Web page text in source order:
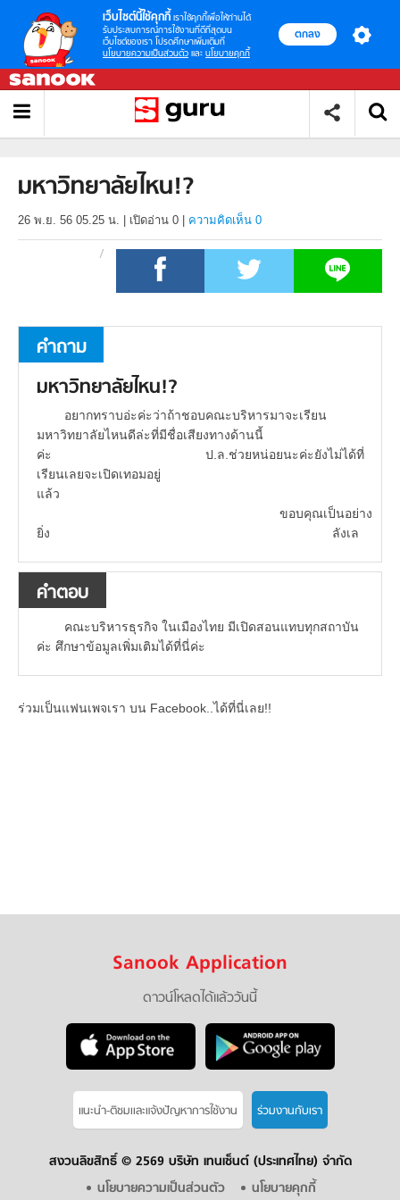
เว็บไซต์นี้ใช้คุกกี้ เราใช้คุกกี้เพื่อให้ท่านได้
รับประสบการณ์การใช้งานที่ดีที่สุดบน
เว็บไซต์ของเรา โปรดศึกษาเพิ่มเติมที่
นโยบายความเป็นส่วนตัว และ นโยบายคุกกี้
ตกลง
มหาวิทยาลัยไหน!?
26 พ.ย. 56 05.25 น. เปิดอ่าน 0 ความคิดเห็น 0
คำถาม
มหาวิทยาลัยไหน!?
อยากทราบอ่ะค่ะว่าถ้าชอบคณะบริหารมาจะเรียน
มหาวิทยาลัยไหนดีล่ะที่มีชื่อเสียงทางด้านนี้
ค่ะ ป.ล.ช่วยหน่อยนะค่ะยังไม่ได้ที่
เรียนเลยจะเปิดเทอมอยู่
แล้ว
ขอบคุณเป็นอย่าง
ยิ่ง ลังเล
คำตอบ
คณะบริหารธุรกิจ ในเมืองไทย มีเปิดสอนแทบทุกสถาบัน
ค่ะ ศึกษาข้อมูลเพิ่มเติมได้ที่นี่ค่ะ
ร่วมเป็นแฟนเพจเรา บน Facebook..ได้ที่นี่เลย!!
Sanook Application
ดาวน์โหลดได้แล้ววันนี้
แนะนำ-ติชมเเละแจ้งปัญหาการใช้งาน ร่วมงานกับเรา
สงวนลิขสิทธิ์ © 2569 บริษัท เทนเซ็นต์ (ประเทศไทย) จำกัด
นโยบายความเป็นส่วนตัว
นโยบายคุกกี้